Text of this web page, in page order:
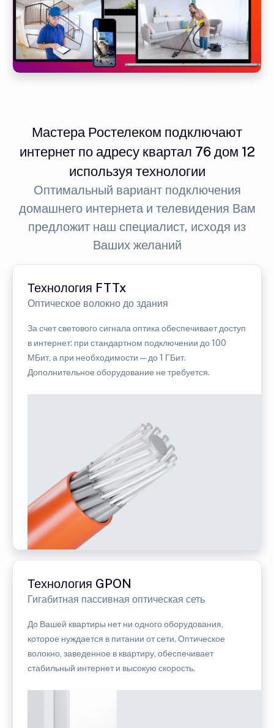
Мастера Ростелеком подключают
интернет по адресу квартал 76 дом 12
используя технологии
Оптимальный вариант подключения
домашнего интернета и телевидения Вам
предложит наш специалист, исходя из
Ваших желаний
Технология FTTx
Оптическое волокно до здания
За счет светового сигнала оптика обеспечивает доступ
в интернет: при стандартном подключении до 100
МБит, а при необходимости — до 1 ГБит.
Дополнительное оборудование не требуется.
Технология GPON
Гигабитная пассивная оптическая сеть
До Вашей квартиры нет ни одного оборудования,
которое нуждается в питании от сети. Оптическое
волокно, заведенное в квартиру, обеспечивает
стабильный интернет и высокую скорость.